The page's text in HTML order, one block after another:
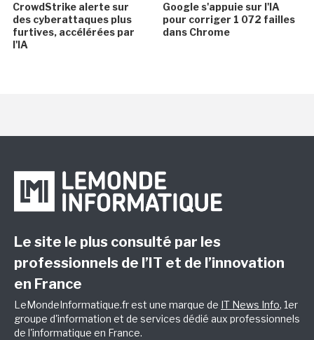
CrowdStrike alerte sur
des cyberattaques plus
furtives, accélérées par
l'IA
Google s'appuie sur l'IA
pour corriger 1 072 failles
dans Chrome
Le site le plus consulté par les
professionnels de l’IT et de l’innovation
en France
LeMondeInformatique.fr est une marque de IT News Info, 1er
groupe d'information et de services dédié aux professionnels
de l'informatique en France.